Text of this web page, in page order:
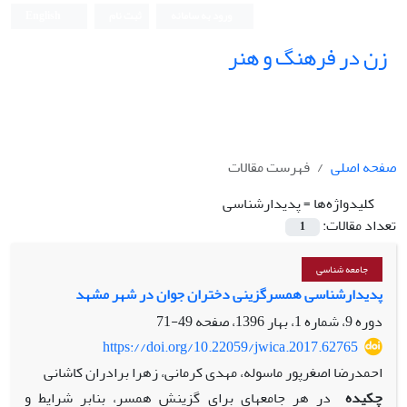
زن در فرهنگ و هنر
صفحه اصلی
فهرست مقالات
کلیدواژه‌ها =پدیدار‌شناسی
تعداد مقالات:
1
جامعه شناسی
پدیدارشناسی همسرگزینی دختران جوان در شهر مشهد
دوره 9، شماره 1، بهار 1396، صفحه
49-71
https://doi.org/10.22059/jwica.2017.62765
احمدرضا اصغرپور ماسوله، مهدی کرمانی، زهرا برادران کاشانی
چکیده در هر جامعه‏ای برای گزینش همسر، بنا‌بر شرایط و